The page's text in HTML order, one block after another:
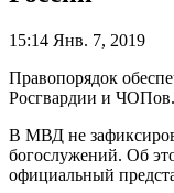
15:14 Янв. 7, 2019
Правопорядок
Росгвардии и ЧОПов.
В МВД не
богослужений. Об
официальный